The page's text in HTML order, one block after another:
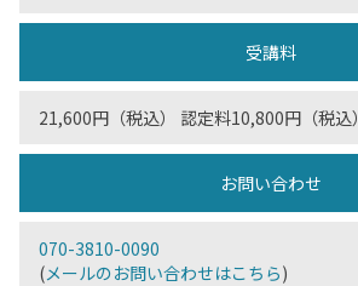
受講料
21,600円（税込） 認定料10,800円（税込）
お問い合わせ
070-3810-0090
(メールのお問い合わせはこちら)